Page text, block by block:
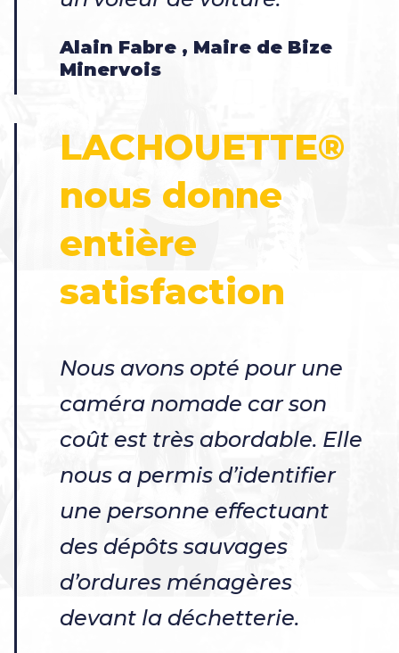
Alain Fabre , Maire de Bize
Minervois
LACHOUETTE®
nous donne
entière
satisfaction
Nous avons opté pour une
caméra nomade car son
coût est très abordable. Elle
nous a permis d’identifier
une personne effectuant
des dépôts sauvages
d’ordures ménagères
devant la déchetterie.